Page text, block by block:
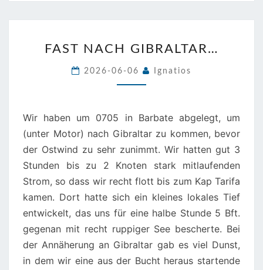
NACH
GIBRALTAR…
FAST NACH GIBRALTAR…
2026-06-06 Ignatios
Wir haben um 0705 in Barbate abgelegt, um
(unter Motor) nach Gibraltar zu kommen, bevor
der Ostwind zu sehr zunimmt. Wir hatten gut 3
Stunden bis zu 2 Knoten stark mitlaufenden
Strom, so dass wir recht flott bis zum Kap Tarifa
kamen. Dort hatte sich ein kleines lokales Tief
entwickelt, das uns für eine halbe Stunde 5 Bft.
gegenan mit recht ruppiger See bescherte. Bei
der Annäherung an Gibraltar gab es viel Dunst,
in dem wir eine aus der Bucht heraus startende